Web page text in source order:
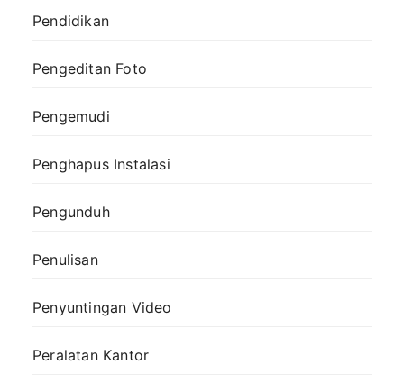
Pendidikan
Pengeditan Foto
Pengemudi
Penghapus Instalasi
Pengunduh
Penulisan
Penyuntingan Video
Peralatan Kantor